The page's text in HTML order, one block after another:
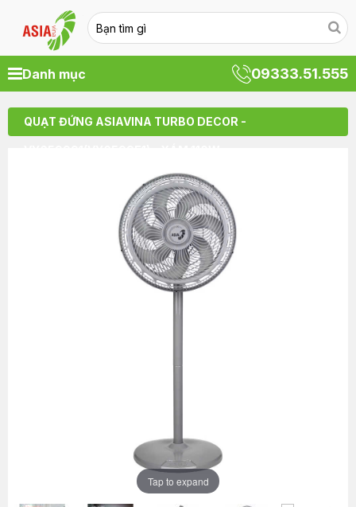
Danh mục 09333.51.555
QUẠT ĐỨNG ASIAVINA TURBO DECOR -
Tap to expand
Tap to expand
Tap to expand
Tap to expand
Tap to expand
Tap to expand